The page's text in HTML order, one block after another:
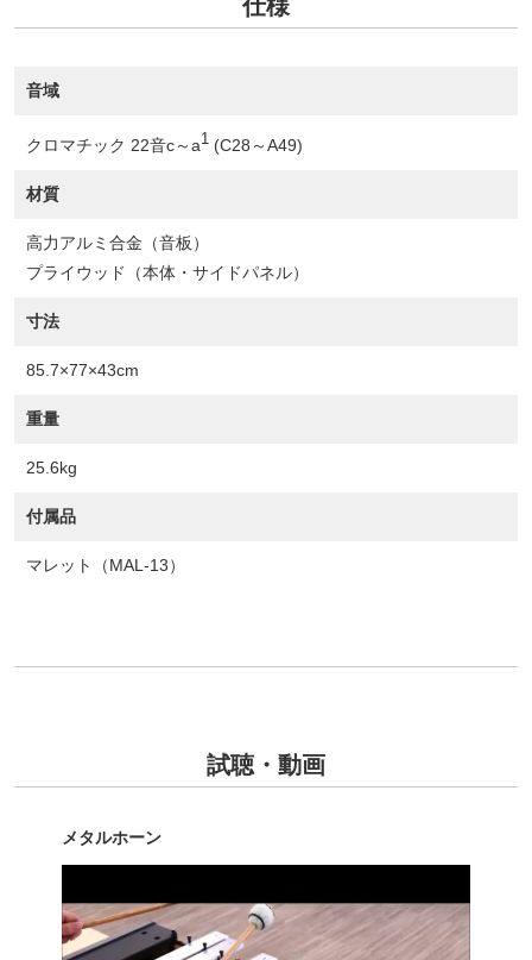
仕様
音域
クロマチック 22音c～a1 (C28～A49)
材質
高力アルミ合金（音板）
プライウッド（本体・サイドパネル）
寸法
85.7×77×43cm
重量
25.6kg
付属品
マレット（MAL-13）
試聴・動画
メタルホーン